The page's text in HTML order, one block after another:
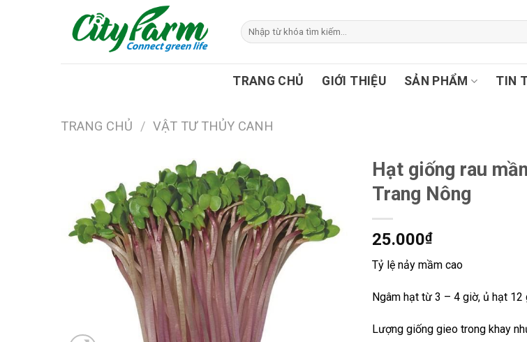
Tìm
kiếm:
TRANG CHỦ GIỚI THIỆU SẢN PHẨM TIN
TRANG CHỦ / VẬT TƯ THỦY CANH
Hạt giống rau
Trang Nông
25.000₫
Tỷ lệ nảy mầm cao
Ngâm hạt từ 3 – 4 giờ, ủ hạt
Lượng giống gieo trong khay